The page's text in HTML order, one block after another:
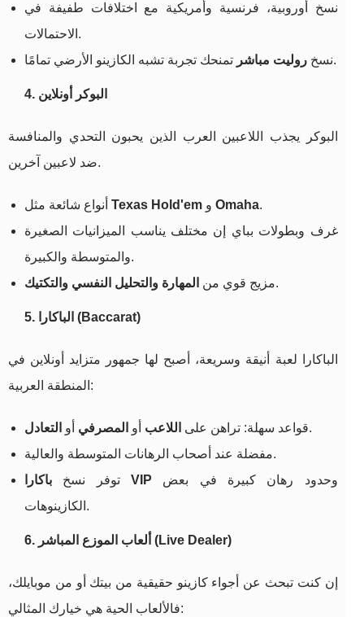
نسخ أوروبية، فرنسية وأمريكية مع اختلافات طفيفة في
الاحتمالات.
نسخ روليت مباشر تمنحك تجربة تشبه الكازينو الأرضي تمامًا.
4. البوكر أونلاين
البوكر يجذب اللاعبين العرب الذين يحبون التحدي والمنافسة
ضد لاعبين آخرين.
Texas Hold'em Omaha.
غرف وبطولات بباي إن مختلف يناسب الميزانيات الصغيرة
والمتوسطة والكبيرة.
مزيج قوي من المهارة والتحليل النفسي والتكتيك .
5. الباكارا (Baccarat)
الباكارا لعبة أنيقة وسريعة، أصبح لها جمهور متزايد أونلاين في
المنطقة العربية:
قواعد سهلة: تراهن على اللاعب أو المصرفي أو التعادل
.
مفضلة عند أصحاب الرهانات المتوسطة والعالية.
توفر نسخباكارا VIP
الكازينوهات.
6. ألعاب الموزع المباشر (Live Dealer)
إن كنت تبحث عن أجواء كازينو حقيقية من بيتك أو من موبايلك،
فالألعاب الحية هي خيارك المثالي: